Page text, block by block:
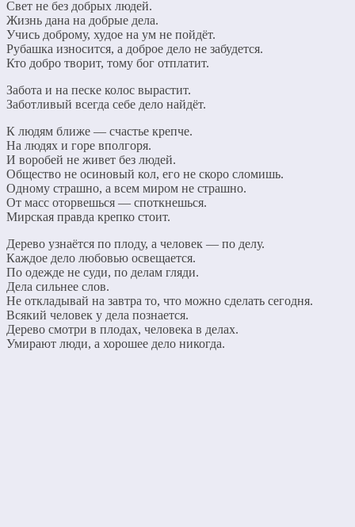
Свет не без добрых людей.
Жизнь дана на добрые дела.
Учись доброму, худое на ум не пойдёт.
Рубашка износится, а доброе дело не забудется.
Кто добро творит, тому бог отплатит.
Забота и на песке колос вырастит.
Заботливый всегда себе дело найдёт.
К людям ближе — счастье крепче.
На людях и горе вполгоря.
И воробей не живет без людей.
Общество не осиновый кол, его не скоро сломишь.
Одному страшно, а всем миром не страшно.
От масс оторвешься — споткнешься.
Мирская правда крепко стоит.
Дерево узнаётся по плоду, а человек — по делу.
Каждое дело любовью освещается.
По одежде не суди, по делам гляди.
Дела сильнее слов.
Не откладывай на завтра то, что можно сделать сегодня.
Всякий человек у дела познается.
Дерево смотри в плодах, человека в делах.
Умирают люди, а хорошее дело никогда.